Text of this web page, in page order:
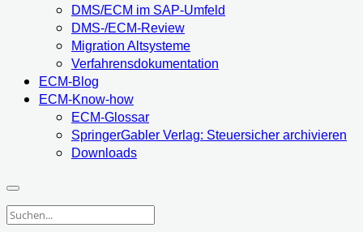
DMS/ECM im SAP-Umfeld
DMS-/ECM-Review
Migration Altsysteme
Verfahrensdokumentation
ECM-Blog
ECM-Know-how
ECM-Glossar
SpringerGabler Verlag: Steuersicher archivieren
Downloads